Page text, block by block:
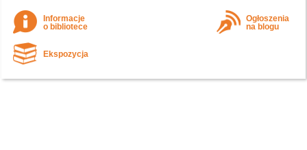
Informacje
o bibliotece
Ogłoszenia
na blogu
Ekspozycja